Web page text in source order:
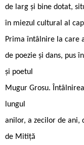
de larg și bine dotat,
în miezul cultural al
Prima întâlnire la care
de poezie și dans, pus
și poetul
Mugur Grosu.
lungul
anilor, a zecilor de ani,
de Mitiță